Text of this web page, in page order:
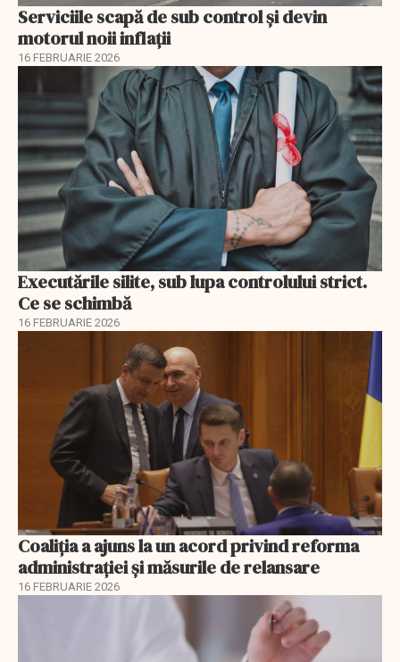
Serviciile scapă de sub control și devin
motorul noii inflații
16 FEBRUARIE 2026
Executările silite, sub lupa controlului strict.
Ce se schimbă
16 FEBRUARIE 2026
Coaliția a ajuns la un acord privind reforma
administrației și măsurile de relansare
16 FEBRUARIE 2026